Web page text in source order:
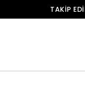
Skip to contentTAKİP